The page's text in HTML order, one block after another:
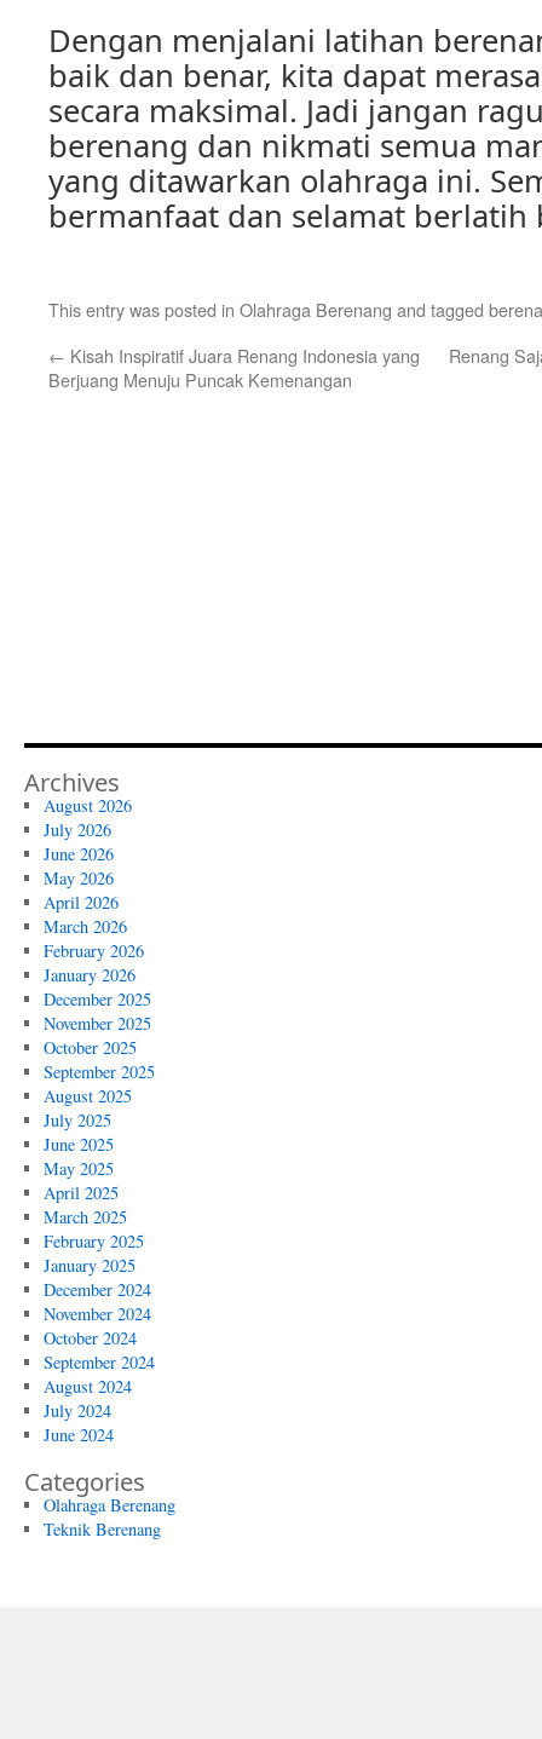
Dengan menjalani latihan
baik dan benar, kita dapat
secara maksimal. Jadi jangan
berenang dan nikmati semua
yang ditawarkan olahraga ini.
bermanfaat dan selamat berlatih
This entry was posted in Olahraga Berenang and tagged
← Kisah Inspiratif Juara Renang Indonesia yang
Berjuang Menuju Puncak Kemenangan
Renang
Archives
August 2026
July 2026
June 2026
May 2026
April 2026
March 2026
February 2026
January 2026
December 2025
November 2025
October 2025
September 2025
August 2025
July 2025
June 2025
May 2025
April 2025
March 2025
February 2025
January 2025
December 2024
November 2024
October 2024
September 2024
August 2024
July 2024
June 2024
Categories
Olahraga Berenang
Teknik Berenang